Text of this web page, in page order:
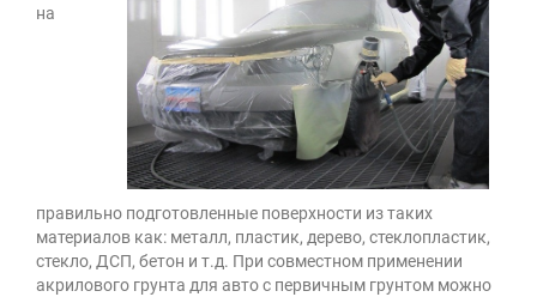
на
правильно подготовленные поверхности из таких
материалов как: металл, пластик, дерево, стеклопластик,
стекло, ДСП, бетон и т.д. При совместном применении
акрилового грунта для авто с первичным грунтом можно